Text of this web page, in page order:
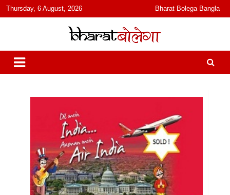
content
Thursday, 6 August, 2026 Bharat Bolega Bangla
भारत बोलेगा
हिंदी में समाचार, विचार, ऑडियो, वीडियो और फ़ीचर. भारत बोलेगा हिंदी न्यूज़ वेबसाइट
India: News, Views, Info, Trends & Podcast I जानकारी भी समझदारी भी
और पॉडकास्ट